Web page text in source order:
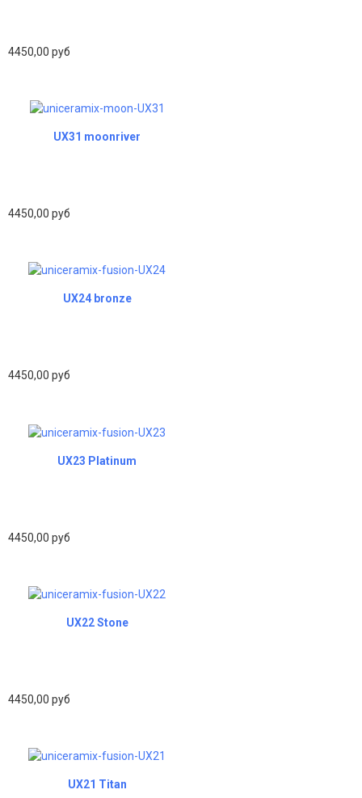
4450,00 руб
UX31 moonriver
4450,00 руб
UX24 bronze
4450,00 руб
UX23 Platinum
4450,00 руб
UX22 Stone
4450,00 руб
UX21 Titan